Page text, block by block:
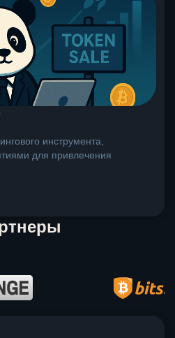
инструмента,
для привлечения